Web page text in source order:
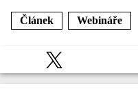
Článek Webináře